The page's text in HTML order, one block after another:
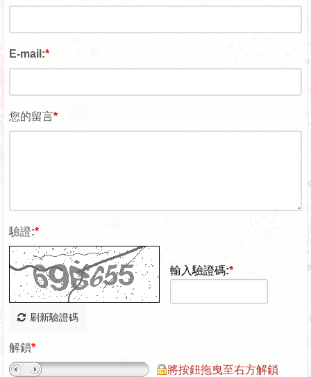
E-mail:*
您的留言*
驗證:*
輸入驗證碼:*
刷新驗證碼
解鎖*
將按鈕拖曳至右方解鎖